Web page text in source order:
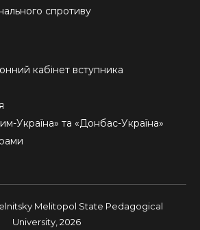
спротиву
кабінет вступника
Україна» та «Донбас-Україна»
Melitopol State Pedagogical
University, 2026